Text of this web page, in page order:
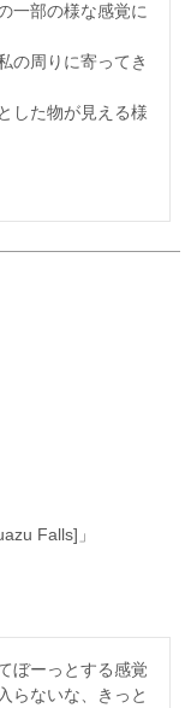
一部の様な感覚に
の周りに寄ってき
した物が見える様
Falls]」
ぼーっとする感覚
らないな、きっと